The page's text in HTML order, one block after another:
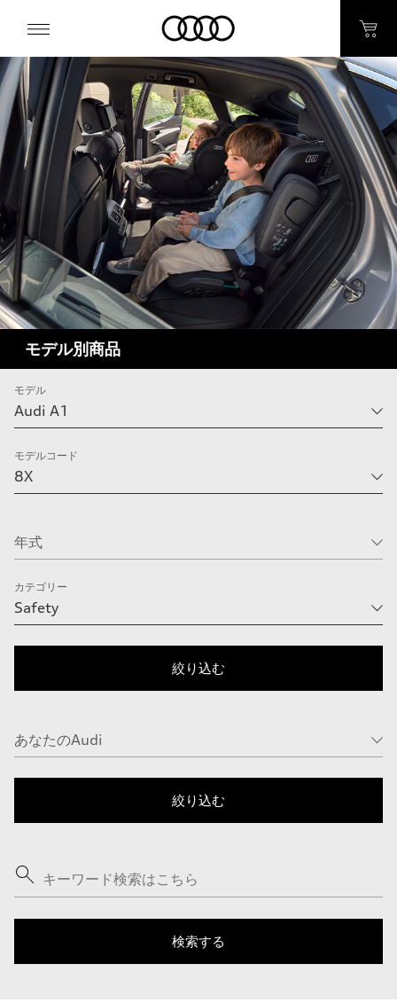
モデル別商品
モデル
モデルコード
カテゴリー